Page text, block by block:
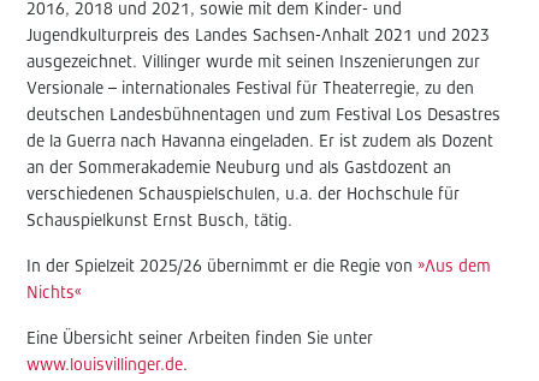
2016, 2018 und 2021, sowie mit dem Kinder- und
Jugendkulturpreis des Landes Sachsen-Anhalt 2021 und 2023
ausgezeichnet. Villinger wurde mit seinen Inszenierungen zur
Versionale – internationales Festival für Theaterregie, zu den
deutschen Landesbühnentagen und zum Festival Los Desastres
de la Guerra nach Havanna eingeladen. Er ist zudem als Dozent
an der Sommerakademie Neuburg und als Gastdozent an
verschiedenen Schauspielschulen, u.a. der Hochschule für
Schauspielkunst Ernst Busch, tätig.
In der Spielzeit 2025/26 übernimmt er die Regie von »Aus dem
Nichts«
Eine Übersicht seiner Arbeiten finden Sie unter
www. louisvillinger.de.